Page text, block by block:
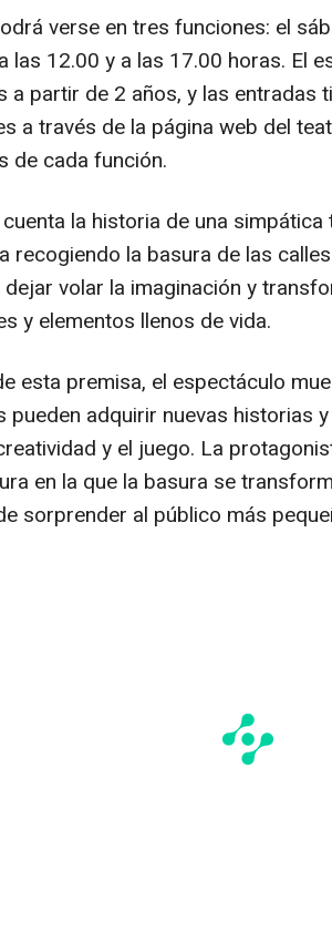
verse en tres funciones: el
las 12.00 y a las 17.00 horas. El
a partir de 2 años, y las entradas
a través de la página web del
de cada función.
la historia de una
recogiendo la basura de las
volar la imaginación y
y elementos llenos de vida.
esta premisa, el espectáculo
pueden adquirir nuevas historias
y el juego. La
en la que la basura se
sorprender al público más